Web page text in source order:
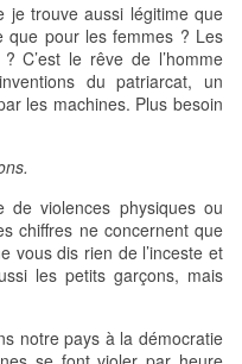
je trouve aussi légitime que
que pour les femmes ? Les
C’est le rêve de l’homme
du patriarcat, un
les machines. Plus besoin
violences physiques ou
chiffres ne concernent que
vous dis rien de l’inceste et
les petits garçons, mais
notre pays à la démocratie